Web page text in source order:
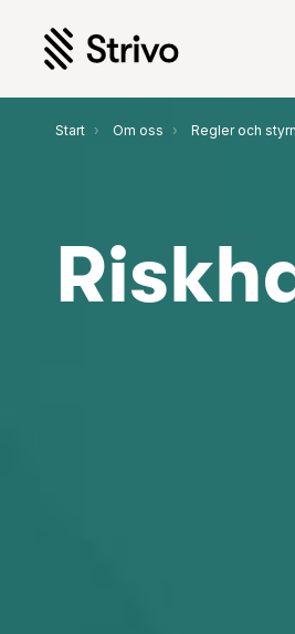
Start Om oss Regler och